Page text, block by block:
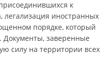
к
легализация иностранных
порядке, который
Документы, заверенные
силу на территории всех